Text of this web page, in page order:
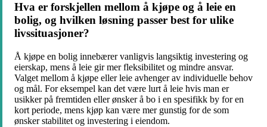
Hva er forskjellen mellom å kjøpe og å leie en
bolig, og hvilken løsning passer best for ulike
livssituasjoner?
Å kjøpe en bolig innebærer vanligvis langsiktig investering og
eierskap, mens å leie gir mer fleksibilitet og mindre ansvar.
Valget mellom å kjøpe eller leie avhenger av individuelle behov
og mål. For eksempel kan det være lurt å leie hvis man er
usikker på fremtiden eller ønsker å bo i en spesifikk by for en
kort periode, mens kjøp kan være mer gunstig for de som
ønsker stabilitet og investering i eiendom.